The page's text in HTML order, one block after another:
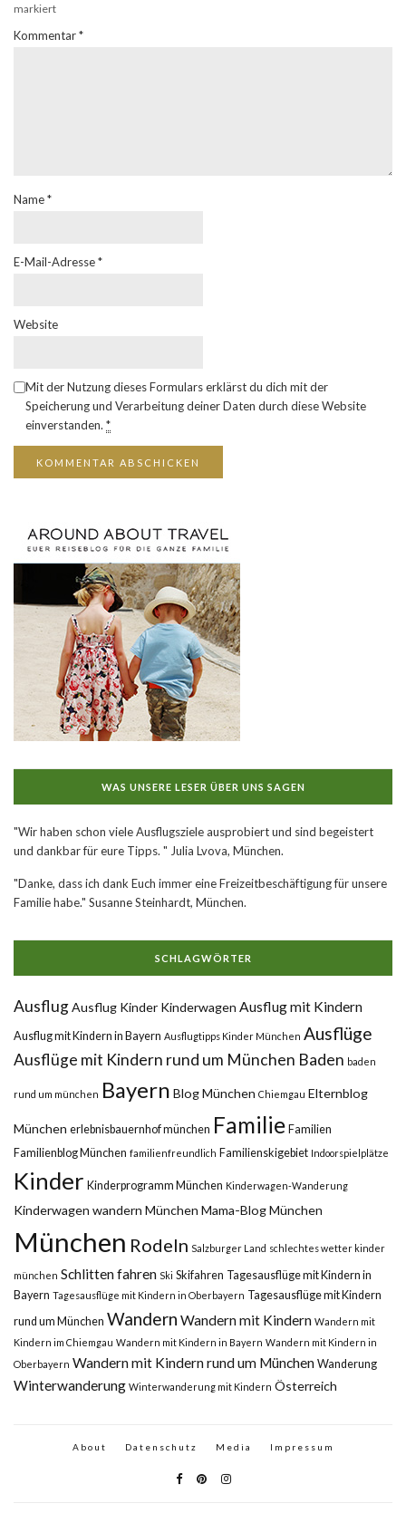
markiert
Kommentar*
Name*
E-Mail-Adresse*
Website
Mit der Nutzung dieses Formulars erklärst du dich mit der
Speicherung und Verarbeitung deiner Daten durch diese Website
einverstanden. *
WAS UNSERE LESER ÜBER UNS SAGEN
"Wir haben schon viele Ausflugsziele ausprobiert und sind begeistert
und dankbar für eure Tipps. " Julia Lvova, München.
"Danke, dass ich dank Euch immer eine Freizeitbeschäftigung für unsere
Familie habe." Susanne Steinhardt, München.
SCHLAGWÖRTER
AusflugAusflug Kinder Kinderwagen Ausflug mit Kindern
Ausflug mit Kindern in Bayern Ausflugtipps Kinder München Ausflüge
Ausflüge mit Kindern rund um München Baden baden
rund um münchen Bayern Blog München Chiemgau Elternblog
München erlebnisbauernhof münchen Familie Familien
Familienblog München familienfreundlich Familienskigebiet Indoorspielplätze
Kinder Kinderprogramm München Kinderwagen-Wanderung
Kinderwagen wandern München Mama-Blog München
München Rodeln Salzburger Land schlechtes wetter kinder
münchen Schlitten fahren Ski Skifahren Tagesausflüge mit Kindern in
Bayern Tagesausflüge mit Kindern in Oberbayern Tagesausflüge mit Kindern
rund um München Wandern Wandern mit Kindern Wandern mit
Kindern im Chiemgau Wandern mit Kindern in Bayern Wandern mit Kindern in
Oberbayern Wandern mit Kindern rund um München Wanderung
Winterwanderung Winterwanderung mit Kindern Österreich
About Datenschutz Media Impressum